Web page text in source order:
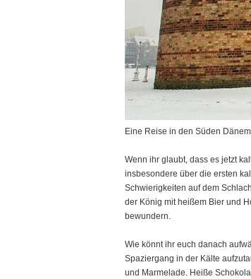
Eine Reise in den Süden
Wenn ihr glaubt, dass es jetzt
insbesondere über die ersten
Schwierigkeiten auf dem
der König mit heißem Bier und
bewundern.
Wie könnt ihr euch danach
Spaziergang in der Kälte
und Marmelade. Heiße